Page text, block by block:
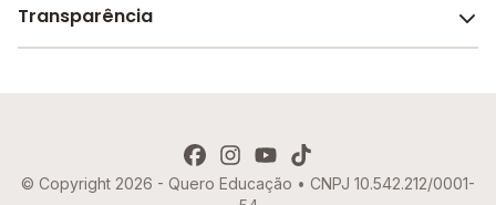
Revista Melhor Escola
Faculdades e universidades
Transparência
Política de Cookies
© Copyright 2026 - Quero Educação • CNPJ 10.542.212/0001-